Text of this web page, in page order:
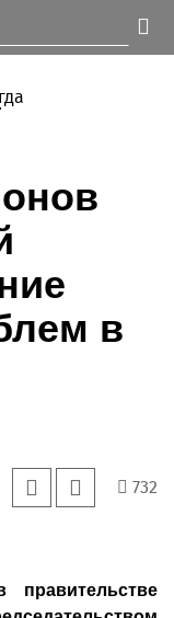
в
732